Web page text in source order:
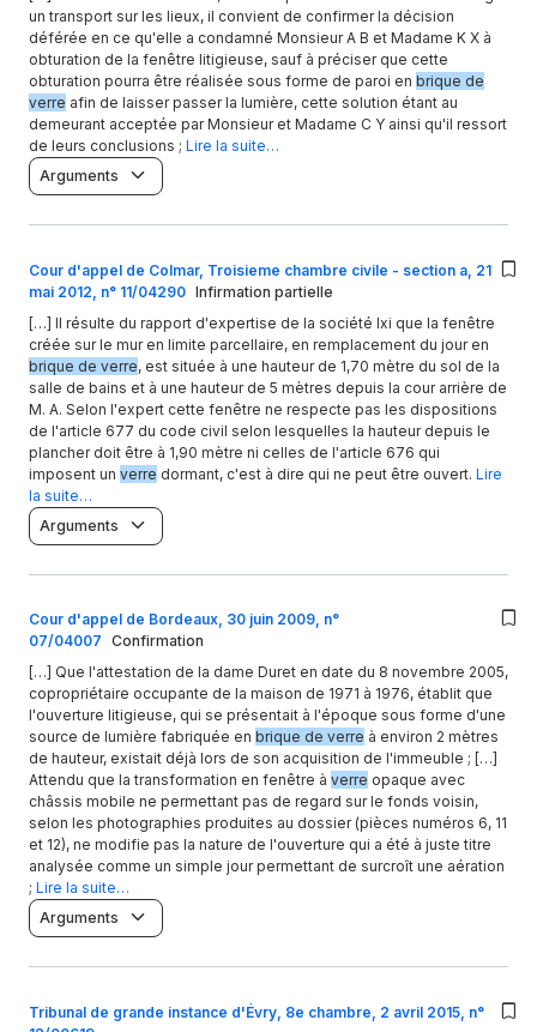
un transport sur les lieux, il convient de confirmer la décision
déférée en ce qu'elle a condamné Monsieur A B et Madame K X à
obturation de la fenêtre litigieuse, sauf à préciser que cette
obturation pourra être réalisée sous forme de paroi en brique de
verre afin de laisser passer la lumière, cette solution étant au
demeurant acceptée par Monsieur et Madame C Y ainsi qu'il ressort
de leurs conclusions ; Lire la suite…
Arguments
Cour d'appel de Colmar, Troisieme chambre civile - section a, 21
mai 2012, n° 11/04290 Infirmation partielle
[…] Il résulte du rapport d'expertise de la société Ixi que la fenêtre
créée sur le mur en limite parcellaire, en remplacement du jour en
brique de verre, est située à une hauteur de 1,70 mètre du sol de la
salle de bains et à une hauteur de 5 mètres depuis la cour arrière de
M. A. Selon l'expert cette fenêtre ne respecte pas les dispositions
de l'article 677 du code civil selon lesquelles la hauteur depuis le
plancher doit être à 1,90 mètre ni celles de l'article 676 qui
imposent un verre dormant, c'est à dire qui ne peut être ouvert. Lire
la suite…
Arguments
Cour d'appel de Bordeaux, 30 juin 2009, n°
07/04007 Confirmation
[…] Que l'attestation de la dame Duret en date du 8 novembre 2005,
copropriétaire occupante de la maison de 1971 à 1976, établit que
l'ouverture litigieuse, qui se présentait à l'époque sous forme d'une
source de lumière fabriquée en brique de verre à environ 2 mètres
de hauteur, existait déjà lors de son acquisition de l'immeuble ; […]
Attendu que la transformation en fenêtre à verre opaque avec
châssis mobile ne permettant pas de regard sur le fonds voisin,
selon les photographies produites au dossier (pièces numéros 6, 11
et 12), ne modifie pas la nature de l'ouverture qui a été à juste titre
analysée comme un simple jour permettant de surcroît une aération
; Lire la suite…
Arguments
Tribunal de grande instance d'Évry, 8e chambre, 2 avril 2015, n°